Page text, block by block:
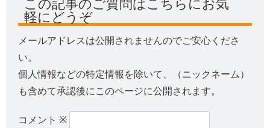
軽にどうぞ
メールアドレスは公開されませんのでご安心くださ
い。
個人情報などの特定情報を除いて、（ニックネーム）
も含めて承認後にこのページに公開されます。
コメント ※